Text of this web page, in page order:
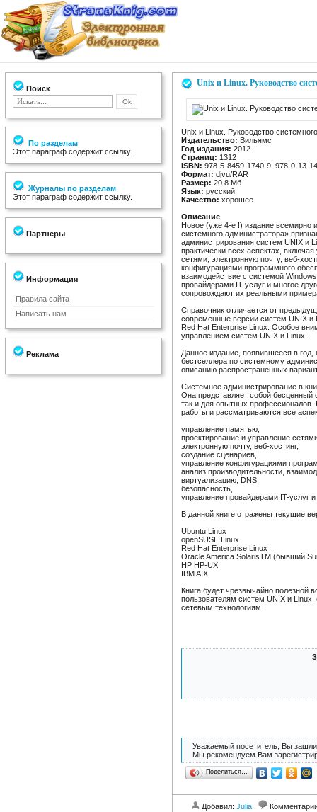
Поиск
По разделам
Этот параграф содержит ссылку.
Журналы по разделам
Этот параграф содержит ссылку.
Партнеры
Информация
Правила сайта
Написать нам
Реклама
Unix и Linux. Руководство
Unix и Linux. Руководство
Издательство: Вильямс
Год издания: 2012
Страниц: 1312
ISBN: 978-5-8459-1740-9, 978-0-13-
Формат: djvu/RAR
Размер: 20.8 Мб
Язык: русский
Качество: хорошее
Описание
Новое (уже 4-е !) издание всемирно
системного администратора»
администрирования систем UNIX и
практически всех аспектах,
сетями, электронную почту, веб-
конфигурациями программного
взаимодействие с системой
провайдерами IT-услуг и многое
сопровождают их реальными
Справочник отличается от
современные версии систем UNIX и
Red Hat Enterprise Linux. Особое
управлением систем UNIX и Linux.
Данное издание, появившееся в год,
бестселлера по системному
описанию распространенных
Системное администрирование в
Она представляет собой бесценный
так и для опытных
работы и рассматриваются все
управление памятью,
проектирование и управление
электронную почту, веб-хостинг,
создание сценариев,
управление конфигурациями
анализ производительности,
виртуализацию, DNS,
безопасность,
управление провайдерами IT-услуг
В данной книге отражены текущие
Ubuntu Linux
openSUSE Linux
Red Hat Enterprise Linux
Oracle America SolarisTM (бывший
HP HP-UX
IBM AIX
Книга будет чрезвычайно полезной
пользователям систем UNIX и
сетевым технологиям.
Уважаемый посетитель, Вы зашли
Мы рекомендуем Вам
Поделиться…
Добавил: Julia